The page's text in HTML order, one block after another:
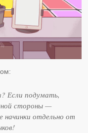
Если подумать,
стороны —
начинки отдельно от